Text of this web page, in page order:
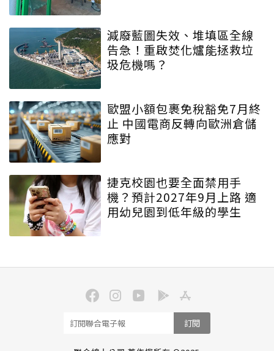
減廢藍圖失效、堆填區全線
告急！重啟焚化爐能拯救垃
圾危機嗎？
歐盟小額包裹免稅豁免7月終
止 中國電商反轉向歐洲倉儲
應對
捷克校園也要全面禁用手
機？預計2027年9月上路 適
用幼兒園到低年級的學生
訂閱